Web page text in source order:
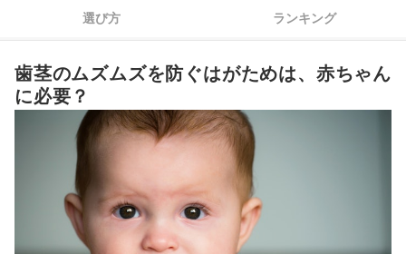
はがため全33商品おすすめ人気ランキング
はがためを使い始めたら、そろそろ歯ブラシも準備
はがための売れ筋ランキングもチェック！
選び方 ランキング
歯茎のムズムズを防ぐはがためは、赤ちゃん
に必要？